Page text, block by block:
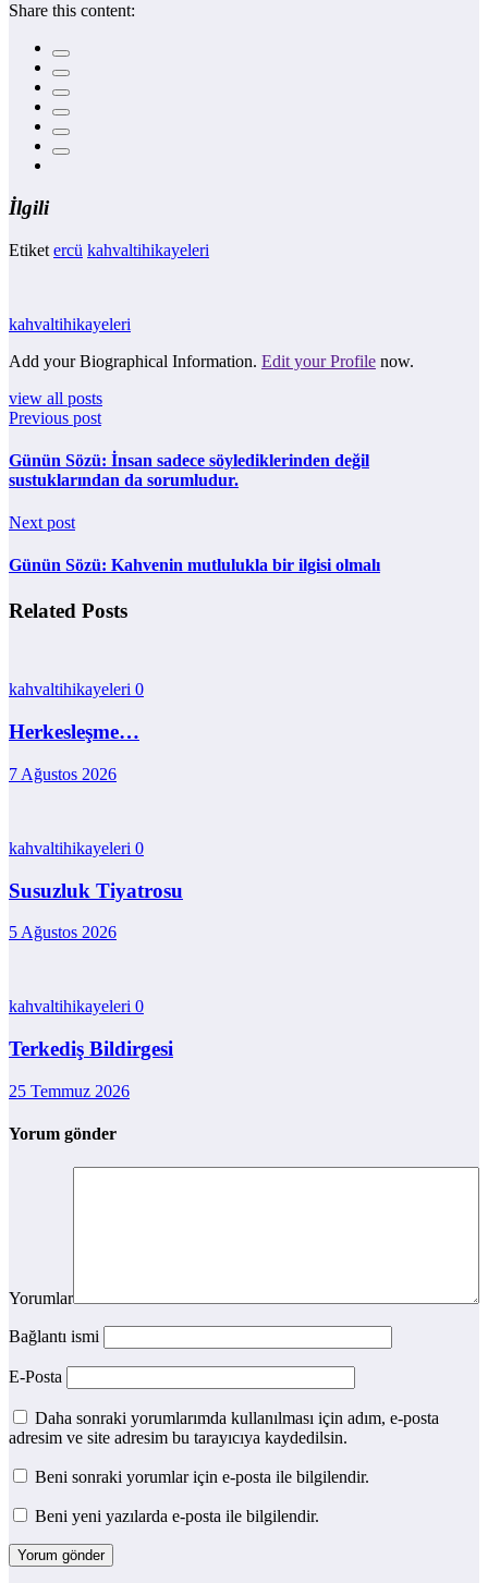
Share this content:
İlgili
Etiket ercü kahvaltihikayeleri
kahvaltihikayeleri
Add your Biographical Information. Edit your Profile now.
view all posts
Previous post
Günün Sözü: İnsan sadece söylediklerinden değil
sustuklarından da sorumludur.
Next post
Günün Sözü: Kahvenin mutlulukla bir ilgisi olmalı
Related Posts
kahvaltihikayeleri 0
Herkesleşme…
7 Ağustos 2026
kahvaltihikayeleri 0
Susuzluk Tiyatrosu
5 Ağustos 2026
kahvaltihikayeleri 0
Terkediş Bildirgesi
25 Temmuz 2026
Yorum gönder
Yorumlar
Bağlantı ismi
E-Posta
Daha sonraki yorumlarımda kullanılması için adım, e-posta
adresim ve site adresim bu tarayıcıya kaydedilsin.
Beni sonraki yorumlar için e-posta ile bilgilendir.
Beni yeni yazılarda e-posta ile bilgilendir.